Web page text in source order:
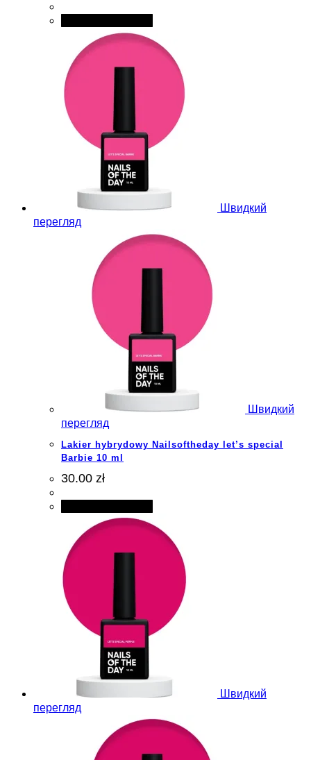
Швидкий
перегляд
Швидкий
перегляд
Lakier hybrydowy Nailsoftheday let’s special
Barbie 10 ml
30.00 zł
Швидкий
перегляд